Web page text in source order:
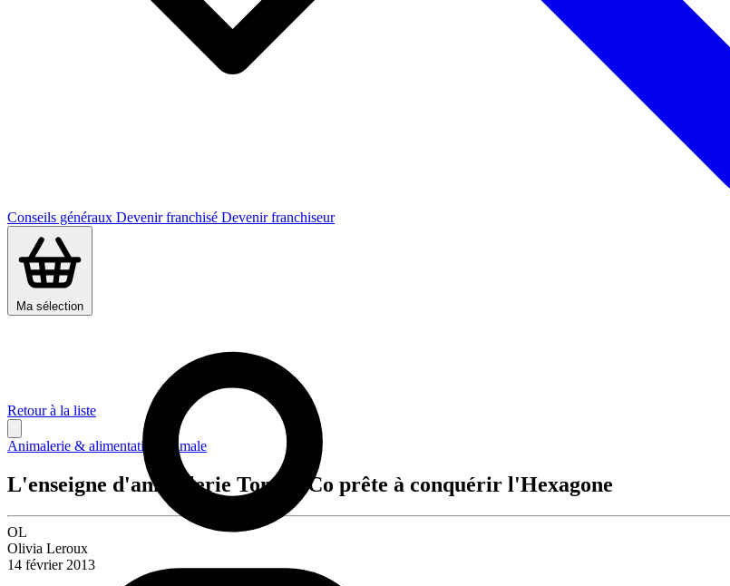
Conseils généraux Devenir franchisé Devenir franchiseur
Ma sélection
Retour à la liste
Animalerie & alimentation animale
L'enseigne d'animalerie Tom & Co prête à conquérir l'Hexagone
OL
Olivia Leroux
14 février 2013